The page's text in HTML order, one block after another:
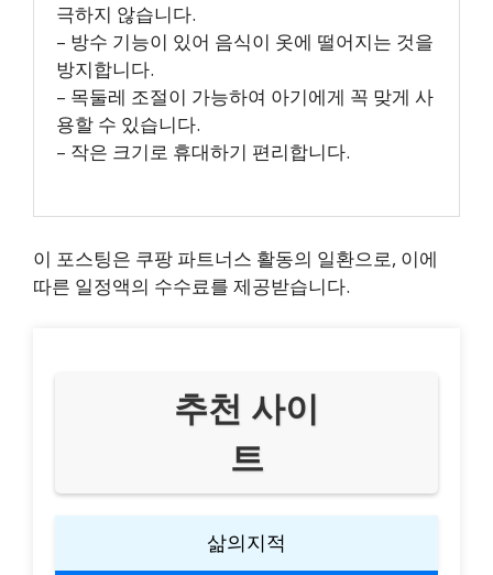
극하지 않습니다.
– 방수 기능이 있어 음식이 옷에 떨어지는 것을
방지합니다.
– 목둘레 조절이 가능하여 아기에게 꼭 맞게 사
용할 수 있습니다.
– 작은 크기로 휴대하기 편리합니다.
이 포스팅은 쿠팡 파트너스 활동의 일환으로, 이에
따른 일정액의 수수료를 제공받습니다.
추천 사이
트
삶의지적